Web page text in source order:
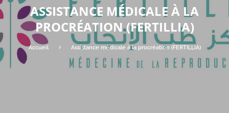
ASSISTANCE MÉDICALE À LA
PROCRÉATION (FERTILLIA)
Accueil Assistance médicale à la procréation (FERTILLIA)